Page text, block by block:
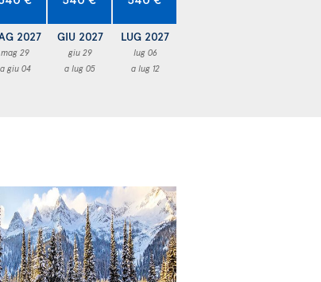
2027
mag 29
a giu 04
GIU 2027
giu 29
a lug 05
LUG 2027
lug 06
a lug 12